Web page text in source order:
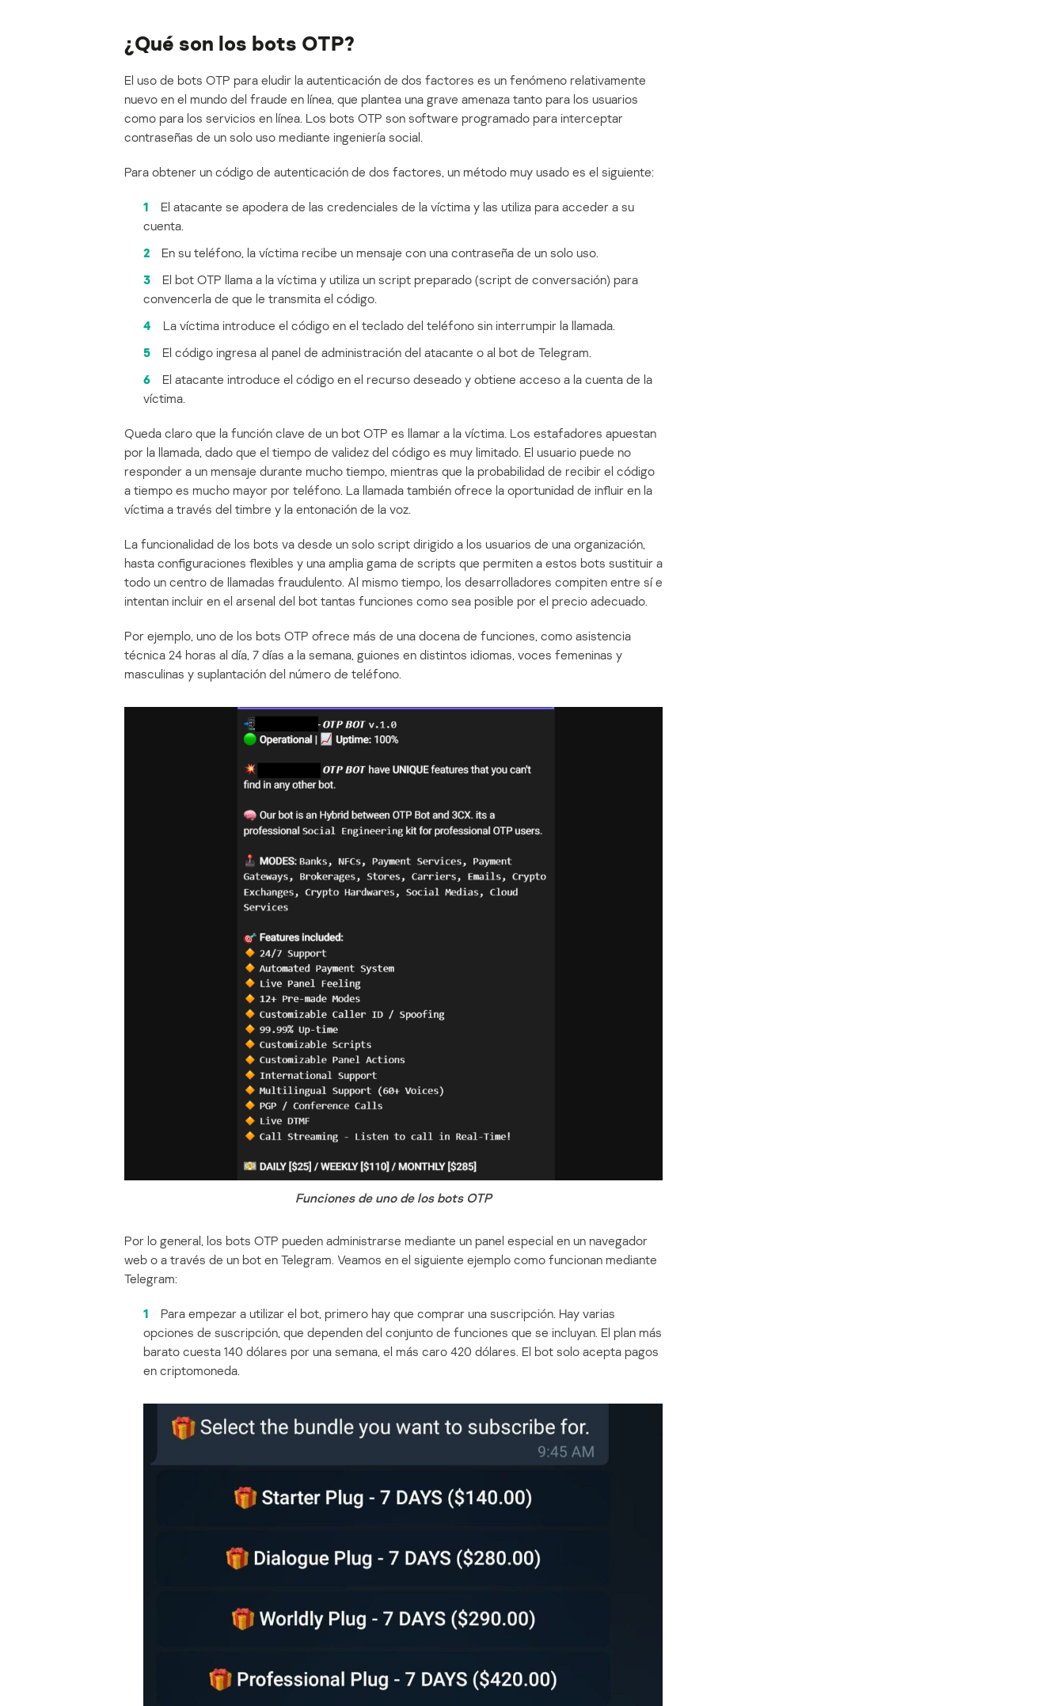
¿Qué son los bots OTP?
El uso de bots OTP para eludir la autenticación de dos factores es un fenómeno relativamente
nuevo en el mundo del fraude en línea, que plantea una grave amenaza tanto para los usuarios
como para los servicios en línea. Los bots OTP son software programado para interceptar
contraseñas de un solo uso mediante ingeniería social.
Para obtener un código de autenticación de dos factores, un método muy usado es el siguiente:
1
El atacante se apodera de las credenciales de la víctima y las utiliza para acceder a su
cuenta.
2
En su teléfono, la víctima recibe un mensaje con una contraseña de un solo uso.
3
El bot OTP llama a la víctima y utiliza un script preparado (script de conversación) para
convencerla de que le transmita el código.
4
La víctima introduce el código en el teclado del teléfono sin interrumpir la llamada.
5
El código ingresa al panel de administración del atacante o al bot de Telegram.
6
El atacante introduce el código en el recurso deseado y obtiene acceso a la cuenta de la
víctima.
Queda claro que la función clave de un bot OTP es llamar a la víctima. Los estafadores apuestan
por la llamada, dado que el tiempo de validez del código es muy limitado. El usuario puede no
responder a un mensaje durante mucho tiempo, mientras que la probabilidad de recibir el código
a tiempo es mucho mayor por teléfono. La llamada también ofrece la oportunidad de influir en la
víctima a través del timbre y la entonación de la voz.
La funcionalidad de los bots va desde un solo script dirigido a los usuarios de una organización,
hasta configuraciones flexibles y una amplia gama de scripts que permiten a estos bots sustituir a
todo un centro de llamadas fraudulento. Al mismo tiempo, los desarrolladores compiten entre sí e
intentan incluir en el arsenal del bot tantas funciones como sea posible por el precio adecuado.
Por ejemplo, uno de los bots OTP ofrece más de una docena de funciones, como asistencia
técnica 24 horas al día, 7 días a la semana, guiones en distintos idiomas, voces femeninas y
masculinas y suplantación del número de teléfono.
Funciones de uno de los bots OTP
Por lo general, los bots OTP pueden administrarse mediante un panel especial en un navegador
web o a través de un bot en Telegram. Veamos en el siguiente ejemplo como funcionan mediante
Telegram:
1
Para empezar a utilizar el bot, primero hay que comprar una suscripción. Hay varias
opciones de suscripción, que dependen del conjunto de funciones que se incluyan. El plan más
barato cuesta 140 dólares por una semana, el más caro 420 dólares. El bot solo acepta pagos
en criptomoneda.